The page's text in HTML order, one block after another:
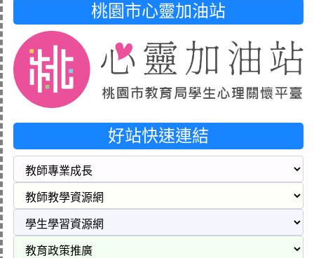
桃園市心靈加油站
好站快速連結